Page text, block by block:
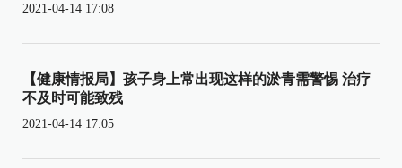
2021-04-14 17:08
【健康情报局】孩子身上常出现这样的淤青需警惕 治疗
不及时可能致残
2021-04-14 17:05